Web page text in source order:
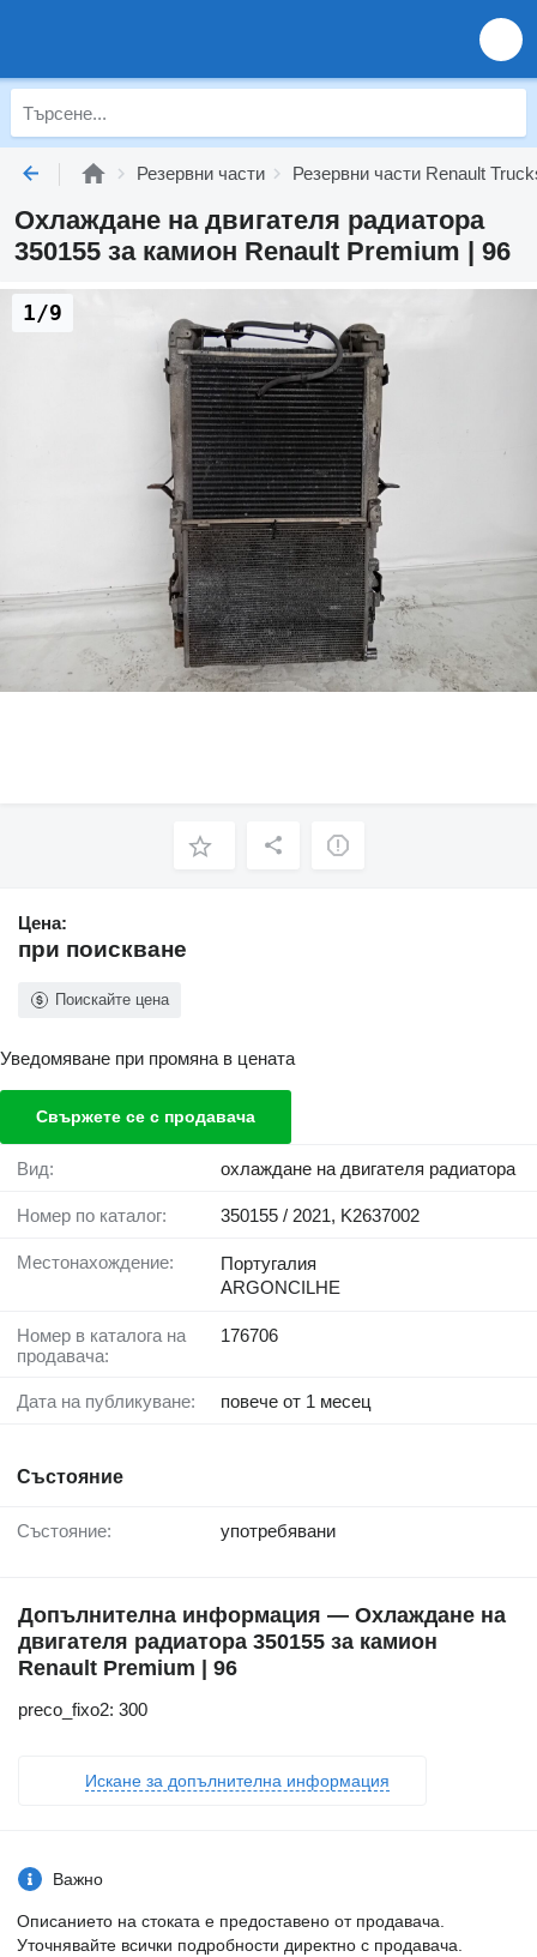
Резервни части Резервни части Renault
Охлаждане на двигателя радиатора
350155 за камион Renault Premium | 96
1/9
Цена:
при поискване
Поискайте цена
Уведомяване при промяна в цената
Свържете се с продавача
Вид: охлаждане на двигателя радиатора
Номер по каталог: 350155 / 2021, K2637002
Местонахождение:
Португалия
ARGONCILHE
Номер в каталога на
продавача:
176706
Дата на публикуване: повече от 1 месец
Състояние
Състояние: употребявани
Допълнителна информация — Охлаждане на
двигателя радиатора 350155 за камион
Renault Premium | 96
preco_fixo2: 300
Искане за допълнителна информация
Важно
Описанието на стоката е предоставено от продавача.
Уточнявайте всички подробности директно с продавача.